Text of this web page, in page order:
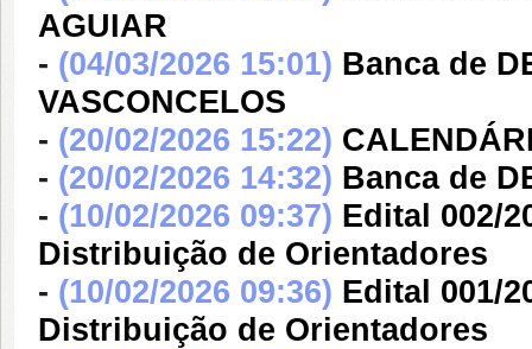
AGUIAR
- (04/03/2026 15:01) Banca de
VASCONCELOS
- (20/02/2026 15:22)
- (20/02/2026 14:32) Banca de
- (10/02/2026 09:37) Edital 002/
Distribuição de Orientadores
- (10/02/2026 09:36) Edital 001/
Distribuição de Orientadores